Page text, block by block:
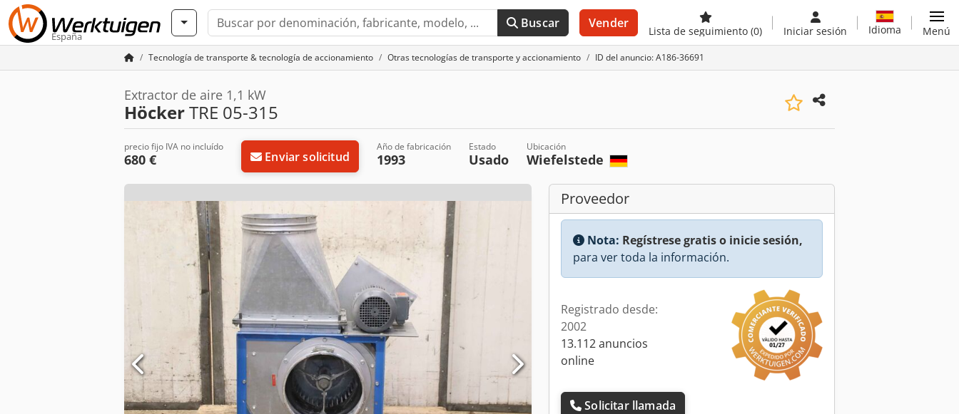
España
Buscar Vender
Lista de seguimiento (0) Iniciar sesión Idioma Menú
Tecnología de transporte & tecnología de accionamiento Otras tecnologías de transporte y accionamiento ID del anuncio: A186-36691
Extractor de aire 1,1 kW
HöckerTRE 05-315
precio fijo IVA no incluído
680 € Enviar solicitud
Año de fabricación
1993
Estado
Usado
Ubicación
Wiefelstede
Proveedor
Nota: Regístrese gratis o inicie sesión,
para ver toda la información.
Registrado desde:
2002
13.112 anuncios
online
Solicitar llamada